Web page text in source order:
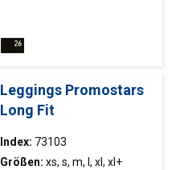
mit elastischem Saum;
Reißverschlusstaschen;
Ziernähte
Leggings Promostars
Long Fit
Index: 73103
Größen: xs, s, m, l, xl, xl+